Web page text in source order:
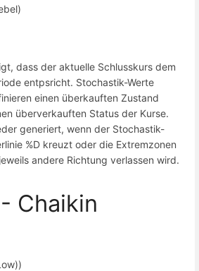
dass der aktuelle Schlusskurs dem
entpsricht. Stochastik-Werte
einen überkauften Zustand
überverkauften Status der Kurse.
generiert, wenn der Stochastik-
%D kreuzt oder die Extremzonen
andere Richtung verlassen wird.
Chaikin